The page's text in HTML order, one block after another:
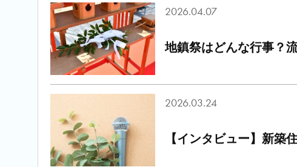
2026.04.07
地鎮祭はどんな行事？
2026.03.24
【インタビュー】新築